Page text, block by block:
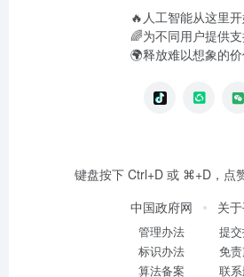
🔥人工智能从这里开
🌈为不同用户提供支
🌍释放难以想象的价
键盘按下 Ctrl+D 或 ⌘+D，点
中国政府网
管理办法
标识办法
算法备案
关
提
免
联